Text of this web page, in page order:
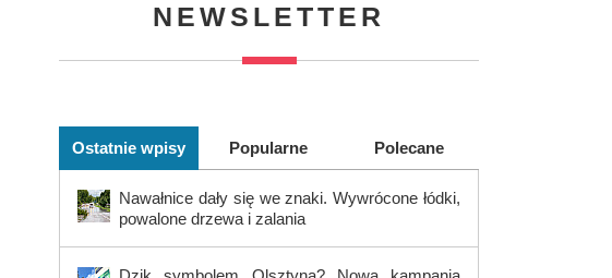
NEWSLETTER
Ostatnie wpisy Popularne Polecane
Nawałnice dały się we znaki. Wywrócone łódki,
powalone drzewa i zalania